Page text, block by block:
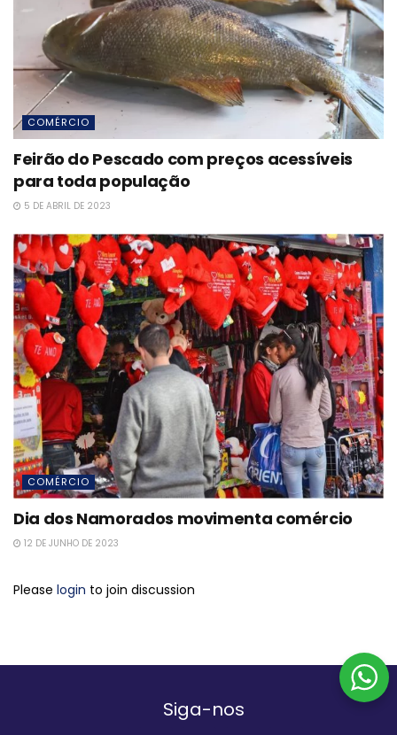
COMÉRCIO
Feirão do Pescado com preços acessíveis
para toda população
5 DE ABRIL DE 2023
COMÉRCIO
Dia dos Namorados movimenta comércio
12 DE JUNHO DE 2023
Please login to join discussion
Siga-nos